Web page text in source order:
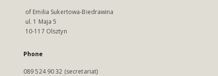
of Emilia Sukertowa-Biedrawina
ul. 1 Maja 5
10-117 Olsztyn
Phone
089 524 90 32 (secretariat)